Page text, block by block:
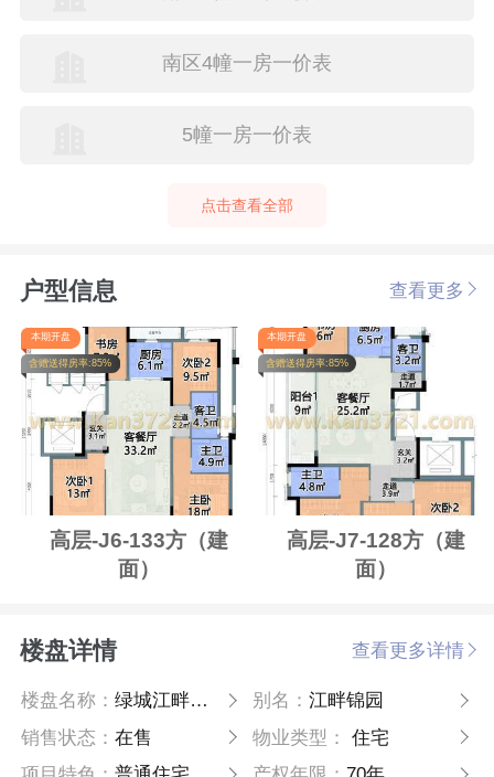
南区4幢一房一价表
5幢一房一价表
点击查看全部
户型信息 查看更多
本期开盘
含赠送得房率:85%
高层-J6-133方（建
面）
本期开盘
含赠送得房率:85%
高层-J7-128方（建
面）
楼盘详情 查看更多详情
楼盘名称：绿城江畔锦园 别名： 江畔锦园
销售状态：在售 物业类型：
住宅